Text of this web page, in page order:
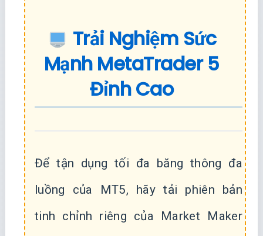
Trải Nghiệm Sức
Mạnh MetaTrader 5
Đỉnh Cao
Để tận dụng tối đa băng thông đa
luồng của MT5, hãy tải phiên bản
tinh chỉnh riêng của Market Maker